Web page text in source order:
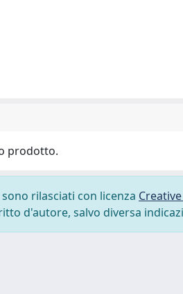
prodotto.
rilasciati con licenza
d'autore, salvo diversa